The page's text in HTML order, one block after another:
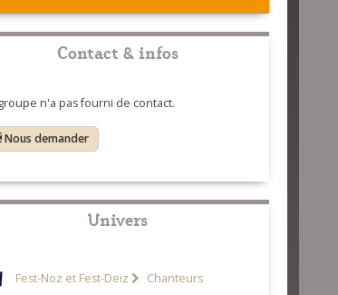
Contact & infos
n'a pas fourni de contact.
Nous demander
Univers
Fest-Noz et Fest-Deiz Chanteurs